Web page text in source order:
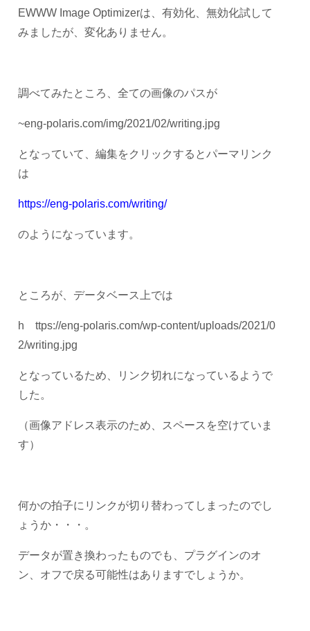
EWWW Image Optimizerは、有効化、無効化試して
みましたが、変化ありません。
調べてみたところ、全ての画像のパスが
~eng-polaris.com/img/2021/02/writing.jpg
となっていて、編集をクリックするとパーマリンク
は
https://eng-polaris.com/writing/
のようになっています。
ところが、データベース上では
h ttps://eng-polaris.com/wp-content/uploads/2021/0
2/writing.jpg
となっているため、リンク切れになっているようで
した。
（画像アドレス表示のため、スペースを空けていま
す）
何かの拍子にリンクが切り替わってしまったのでし
ょうか・・・。
データが置き換わったものでも、プラグインのオ
ン、オフで戻る可能性はありますでしょうか。